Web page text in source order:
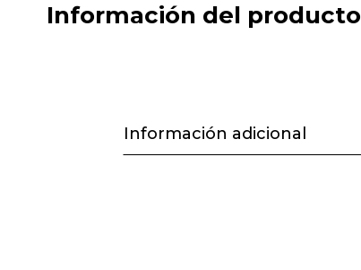
Información del producto
Información adicional